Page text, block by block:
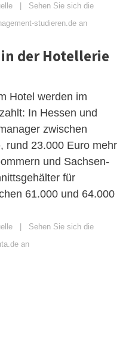
| Sehen Sie sich die
studieren.de an
der Hotellerie
Hotel werden im
In Hessen und
zwischen
rund 23.000 Euro mehr
und Sachsen-
für
61.000 und 64.000
| Sehen Sie sich die
an